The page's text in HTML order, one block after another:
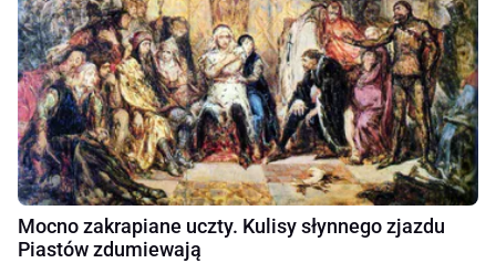
Mocno zakrapiane uczty. Kulisy słynnego zjazdu
Piastów zdumiewają